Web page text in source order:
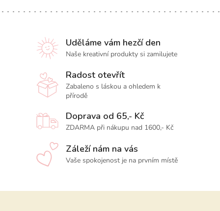
Uděláme vám hezčí den
Naše kreativní produkty si zamilujete
Radost otevřít
Zabaleno s láskou a ohledem k
přírodě
Doprava od 65,- Kč
ZDARMA při nákupu nad 1600,- Kč
Záleží nám na vás
Vaše spokojenost je na prvním místě